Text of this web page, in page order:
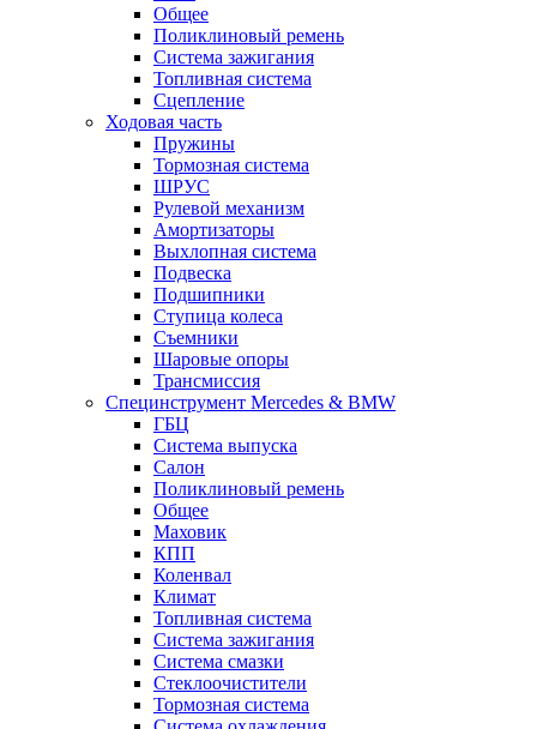
Общее
Поликлиновый ремень
Система зажигания
Топливная система
Сцепление
Ходовая часть
Пружины
Тормозная система
ШРУС
Рулевой механизм
Амортизаторы
Выхлопная система
Подвеска
Подшипники
Ступица колеса
Съемники
Шаровые опоры
Трансмиссия
Специнструмент Mercedes & BMW
ГБЦ
Система выпуска
Салон
Поликлиновый ремень
Общее
Маховик
КПП
Коленвал
Климат
Топливная система
Система зажигания
Система смазки
Стеклоочистители
Тормозная система